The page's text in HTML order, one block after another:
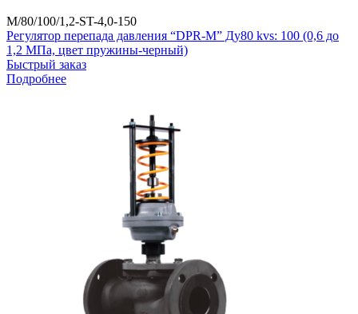
M/80/100/1,2-ST-4,0-150
Регулятор перепада давления “DPR-M” Ду80 kvs: 100 (0,6 до
1,2 МПа, цвет пружины-черный)
Быстрый заказ
Подробнее